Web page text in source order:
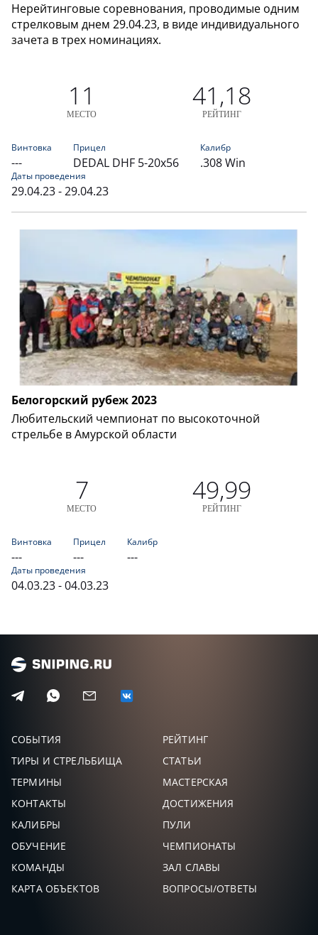
Нерейтинговые соревнования, проводимые одним
стрелковым днем 29.04.23, в виде индивидуального
зачета в трех номинациях.
11
МЕСТО
41,18
РЕЙТИНГ
Винтовка
---
Прицел
DEDAL DHF 5-20x56
Калибр
.308 Win
Даты проведения
29.04.23 - 29.04.23
Белогорский рубеж 2023
Любительский чемпионат по высокоточной
стрельбе в Амурской области
7
МЕСТО
49,99
РЕЙТИНГ
Винтовка
---
Прицел
---
Калибр
---
Даты проведения
04.03.23 - 04.03.23
СОБЫТИЯ
РЕЙТИНГ
ТИРЫ И СТРЕЛЬБИЩА
СТАТЬИ
ТЕРМИНЫ
МАСТЕРСКАЯ
КОНТАКТЫ
ДОСТИЖЕНИЯ
КАЛИБРЫ
ПУЛИ
ОБУЧЕНИЕ
ЧЕМПИОНАТЫ
КОМАНДЫ
ЗАЛ СЛАВЫ
КАРТА ОБЪЕКТОВ
ВОПРОСЫ/ОТВЕТЫ